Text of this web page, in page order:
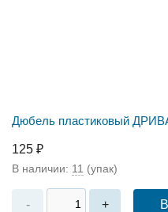
Дюбель пластиковый
125 ₽
В наличии: 11 (упак)
- +